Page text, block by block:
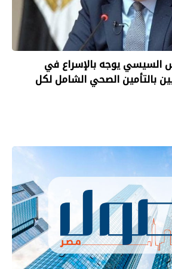
السيسي يوجه بالإسراع في
بالتأمين الصحي الشامل لكل